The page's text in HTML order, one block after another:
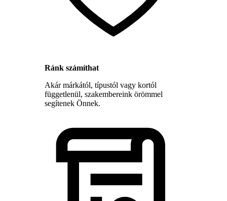
Ránk számíthat
Akár márkától, típustól vagy kortól
függetlenül, szakembereink örömmel
segítenek Önnek.